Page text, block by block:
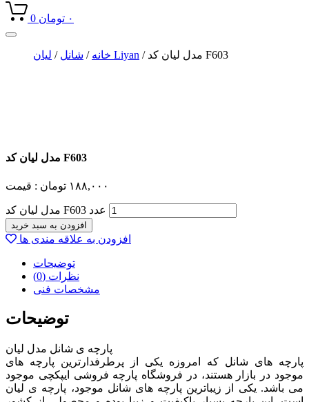
0 ۰ تومان
Toggle
navigation
خانه / شانل / لیان Liyan / مدل لیان کد F603
مدل لیان کد F603
قیمت : ۱۸۸,۰۰۰ تومان
مدل لیان کد F603 عدد
افزودن به سبد خرید
افزودن به علاقه مندی ها
توضیحات
نظرات (0)
مشخصات فنی
توضیحات
پارچه ی شانل مدل لیان
پارچه های شانل که امروزه یکی از پرطرفدارترین پارچه های
موجود در بازار هستند، در فروشگاه پارچه فروشی ایپکچی موجود
می باشد. یکی از زیباترین پارچه های شانل موجود، پارچه ی لیان